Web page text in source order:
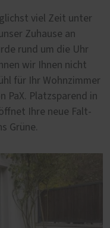
viel Zeit unter
Zuhause an
rund um die Uhr
wir Ihnen nicht
für Ihr Wohnzimmer
PaX. Platzsparend in
Ihre neue Falt-
Grüne.